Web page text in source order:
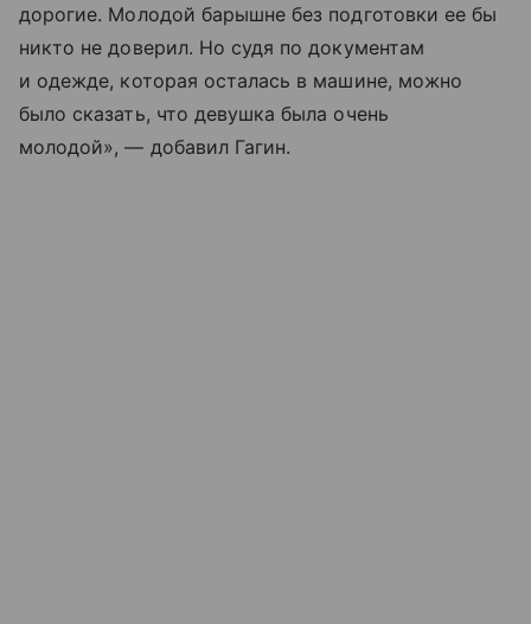
дорогие. Молодой барышне без подготовки ее бы
никто не доверил. Но судя по документам
и одежде, которая осталась в машине, можно
было сказать, что девушка была очень
молодой», — добавил Гагин.